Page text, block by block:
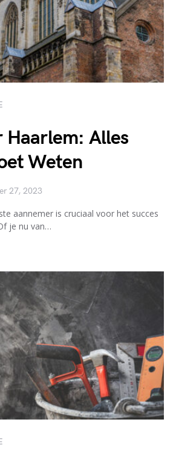
Haarlem: Alles
Weten
27, 2023
aannemer is cruciaal voor het succes
je nu van…